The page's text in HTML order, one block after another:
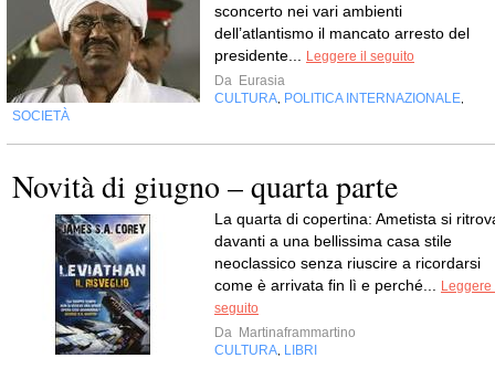
sconcerto nei vari ambienti
dell’atlantismo il mancato arresto del
presidente...
Leggere il seguito
Da Eurasia
CULTURA POLITICA INTERNAZIONALE
SOCIETÀ
Novità di giugno – quarta parte
La quarta di copertina: Ametista si
davanti a una bellissima casa stile
neoclassico senza riuscire a ricordarsi
come è arrivata fin lì e perché...
Leggere
seguito
Da Martinaframmartino
CULTURA LIBRI